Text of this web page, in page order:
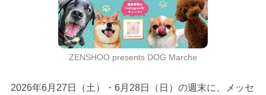
ZENSHOO presents DOG Marche
2026年6月27日（土）・6月28日（日）の週末に、メッセ